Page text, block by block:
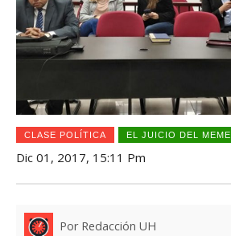
CLASE POLÍTICA EL JUICIO DEL MEME
Dic 01, 2017, 15:11 Pm
Por Redacción UH